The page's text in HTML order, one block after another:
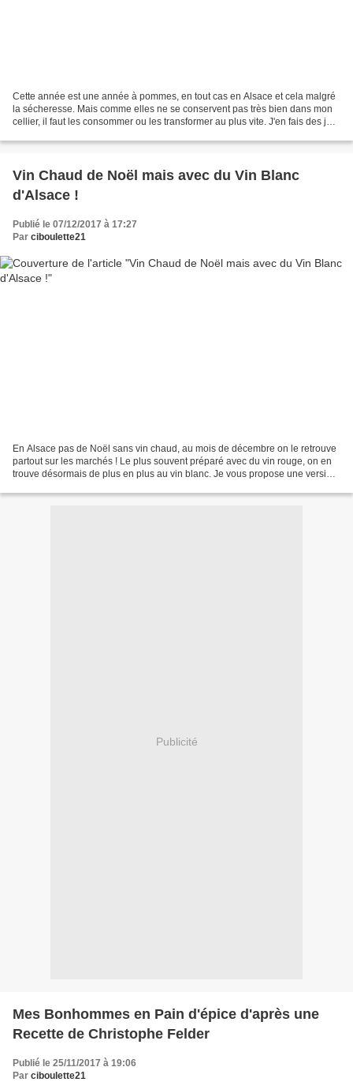
Cette année est une année à pommes, en tout cas en Alsace et cela malgré
la sécheresse. Mais comme elles ne se conservent pas très bien dans mon
cellier, il faut les consommer ou les transformer au plus vite. J'en fais des jus,
Vin Chaud de Noël mais avec du Vin Blanc
d'Alsace !
Publié le 07/12/2017 à 17:27
Par ciboulette21
En Alsace pas de Noël sans vin chaud, au mois de décembre on le retrouve
partout sur les marchés ! Le plus souvent préparé avec du vin rouge, on en
trouve désormais de plus en plus au vin blanc. Je vous propose une version
Publicité
Mes Bonhommes en Pain d'épice d'après une
Recette de Christophe Felder
Publié le 25/11/2017 à 19:06
Par ciboulette21